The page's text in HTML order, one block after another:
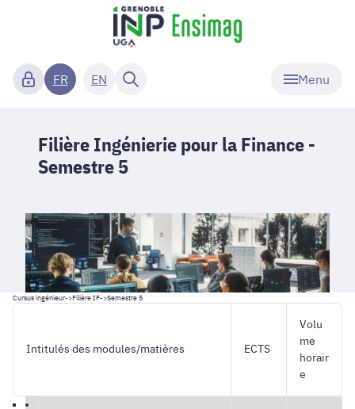
Menu
FR EN
Filière Ingénierie pour la Finance -
Semestre 5
Cursus ingénieur->Filière IF->Semestre 5
Intitulés des modules/matières ECTS
Volu
me
horair
e